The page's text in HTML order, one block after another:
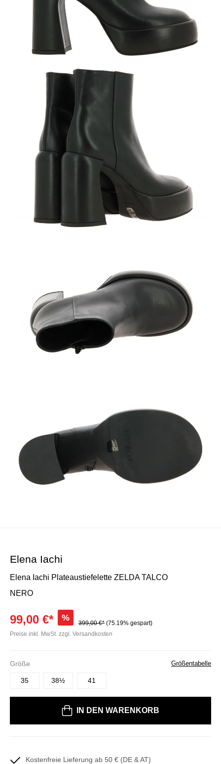
Elena Iachi
Elena Iachi Plateaustiefelette ZELDA TALCO
NERO
99,00 €* %
399,00 €* (75.19% gespart)
Preise inkl. MwSt. zzgl. Versandkosten
Größe Größentabelle
35 38½ 41
IN DEN WARENKORB
Kostenfreie Lieferung ab 50 € (DE & AT)